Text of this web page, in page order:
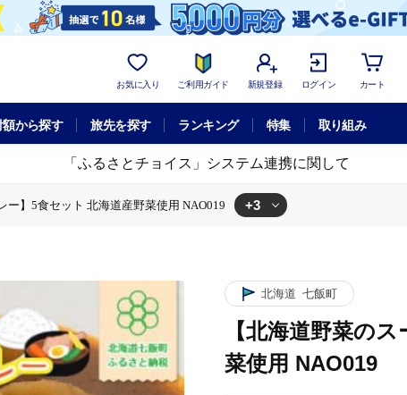
お気に入り ご利用ガイド 新規登録 ログイン カート
額から探す 旅先を探す ランキング 特集 取り組み
「ふるさとチョイス」システム連携に関して
ー】5食セット 北海道産野菜使用 NAO019 +3
北海道 七飯町
【北海道野菜の
菜使用 NAO019